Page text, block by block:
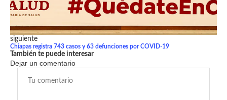
siguiente
Chiapas registra 743 casos y 63 defunciones por COVID-19
También te puede interesar
Dejar un comentario